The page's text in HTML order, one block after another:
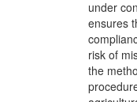
under
ensures
risk of
the